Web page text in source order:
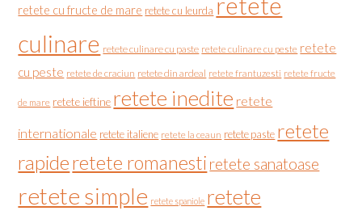
retete cu fructe de mare retete cu leurda
culinare retete culinare cu paste retete culinare cu peste retete
cu peste retete de craciun retete din ardeal retete frantuzesti retete fructe
de mare retete ieftine retete inedite retete
internationale retete italiene retete la ceaun retete paste retete
rapideretete romanesti retete sanatoase
retete simple retete spaniole retete